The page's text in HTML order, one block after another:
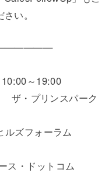
い。
10:00～19:00
ザ・プリンスパーク
ズフォーラム
ス・ドットコム